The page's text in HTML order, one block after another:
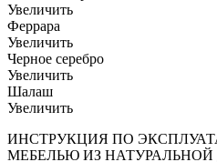
Увеличить
Феррара
Увеличить
Черное серебро
Увеличить
Шалаш
Увеличить
ИНСТРУКЦИЯ ПО
МЕБЕЛЬЮ ИЗ